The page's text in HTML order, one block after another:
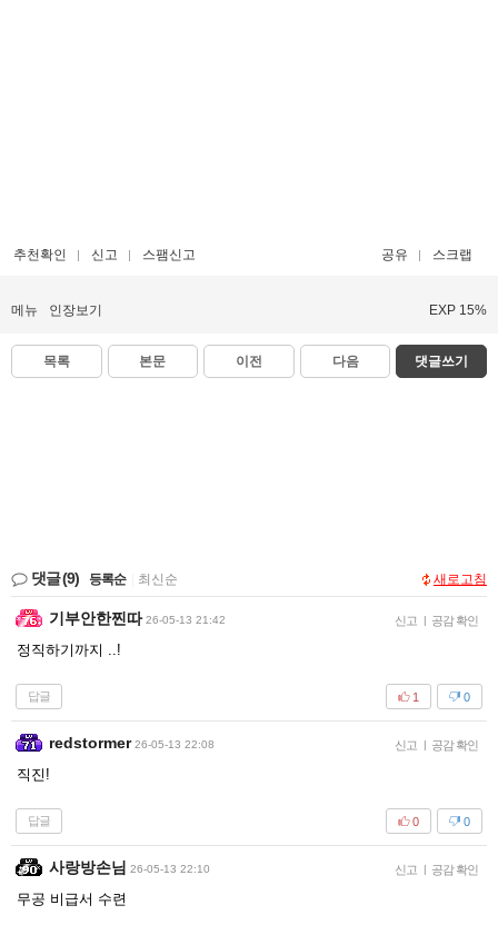
추천확인 신고 스팸신고 공유 스크랩
메뉴 인장보기 EXP 15%
목록 본문 이전 다음 댓글쓰기
댓글(9) 등록순 최신순 새로고침
기부안한찐따 26-05-13 21:42 신고 | 공감 확인
정직하기까지 ..!
답글 0
1
redstormer 26-05-13 22:08 신고 | 공감 확인
직진!
답글 0
0
사랑방손님 26-05-13 22:10 신고 | 공감 확인
무공 비급서 수련